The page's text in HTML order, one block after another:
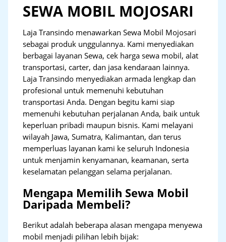
SEWA MOBIL MOJOSARI
Laja Transindo menawarkan Sewa Mobil Mojosari
sebagai produk unggulannya. Kami menyediakan
berbagai layanan Sewa, cek harga sewa mobil, alat
transportasi, carter, dan jasa kendaraan lainnya.
Laja Transindo menyediakan armada lengkap dan
profesional untuk memenuhi kebutuhan
transportasi Anda. Dengan begitu kami siap
memenuhi kebutuhan perjalanan Anda, baik untuk
keperluan pribadi maupun bisnis. Kami melayani
wilayah Jawa, Sumatra, Kalimantan, dan terus
memperluas layanan kami ke seluruh Indonesia
untuk menjamin kenyamanan, keamanan, serta
keselamatan pelanggan selama perjalanan.
Mengapa Memilih Sewa Mobil
Daripada Membeli?
Berikut adalah beberapa alasan mengapa menyewa
mobil menjadi pilihan lebih bijak: